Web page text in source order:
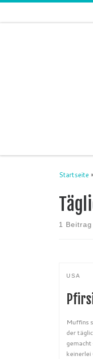
Startseite
1 Beitrag
USA
Muffins
der
keinerlei